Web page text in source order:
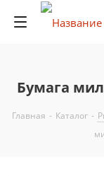
Бумага
Главная - Каталог -